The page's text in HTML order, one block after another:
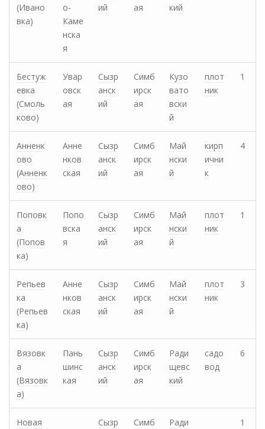
(Ивано
вка)
о-
Каме
нска
я
ий
ая
кий
Бестуж
евка
(Смоль
ково)
Увар
овск
ая
Сызр
анск
ий
Симб
ирск
ая
Кузо
вато
вски
й
плот
ник
1
Анненк
ово
(Анненк
ово)
Анне
нков
ская
Сызр
анск
ий
Симб
ирск
ая
Май
нски
й
кирп
ични
к
4
Поповк
а
(Попов
ка)
Попо
вска
я
Сызр
анск
ий
Симб
ирск
ая
Май
нски
й
плот
ник
1
Репьев
ка
(Репьев
ка)
Анне
нков
ская
Сызр
анск
ий
Симб
ирск
ая
Май
нски
й
плот
ник
3
Вязовк
а
(Вязовк
а)
Пань
шинс
кая
Сызр
анск
ий
Симб
ирск
ая
Ради
щевс
кий
садо
вод
6
Новая Сызр Симб Ради 1